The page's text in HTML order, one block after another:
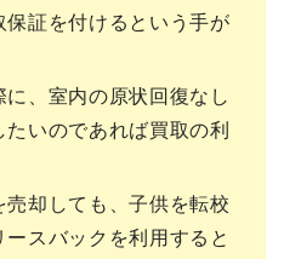
保証を付けるという手が
、室内の原状回復なし
いのであれば買取の利
却しても、子供を転校
スバックを利用すると